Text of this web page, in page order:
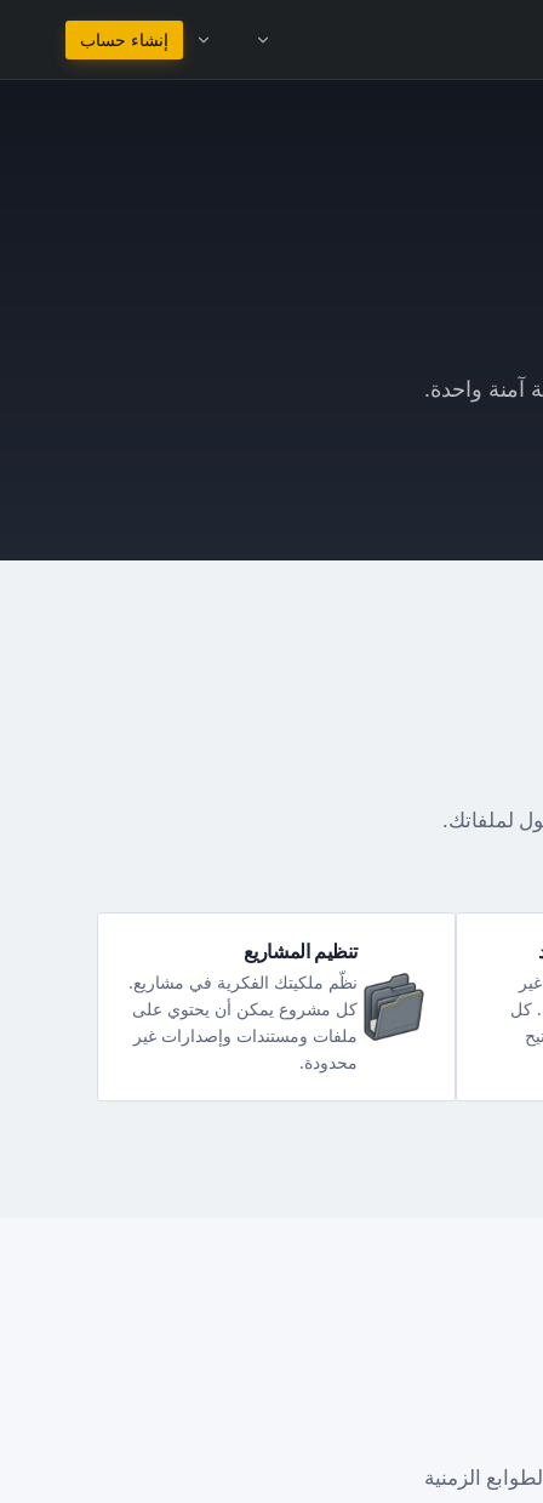
البقاء في العربية
إنشاء حساب
آمنة واحدة.
لملفاتك.
كل
تنظيم المشاريع
نظّم ملكيتك الفكرية في مشاريع.
كل مشروع يمكن أن يحتوي على
ملفات ومستندات وإصدارات غير
محدودة.
الزمنية